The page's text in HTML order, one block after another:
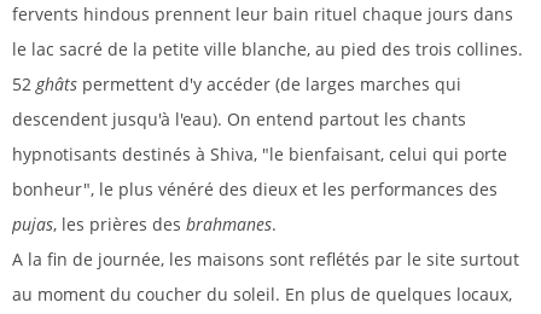
fervents hindous prennent leur bain rituel chaque jours dans
le lac sacré de la petite ville blanche, au pied des trois collines.
52ghâts permettent d'y accéder (de larges marches qui
descendent jusqu'à l'eau). On entend partout les chants
hypnotisants destinés à Shiva, "le bienfaisant, celui qui porte
bonheur", le plus vénéré des dieux et les performances des
pujas, les prières des brahmanes.
A la fin de journée, les maisons sont reflétés par le site surtout
au moment du coucher du soleil. En plus de quelques locaux,